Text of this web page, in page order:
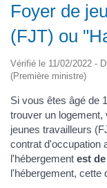
Foyer de
(FJT) ou
Vérifié le 11/02/2022 -
(Première ministre)
Si vous êtes âgé de
trouver un
jeunes travailleurs
contrat d'occupation
l'hébergement est
l'hébergement, cette